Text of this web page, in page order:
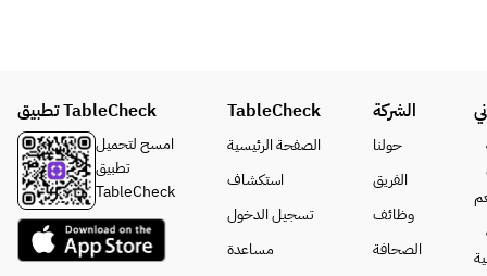
供のタ
イミン
グはこ
ちらで
演出さ
せてい
ただき
تطبيق TableCheck
امسح لتحميل
تطبيق
TableCheck
TableCheck
الصفحة الرئيسية
استكشاف
تسجيل الدخول
مساعدة
الشركة
حولنا
الفريق
وظائف
الصحافة